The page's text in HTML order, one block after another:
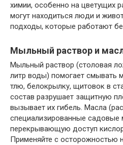
химии, особенно на цветущих
могут находиться люди и
подходы, которые работают
Мыльный раствор и
Мыльный раствор (столовая
литр воды) помогает смывать
тлю, белокрылку, щитовок в
состав разрушает защитную
вызывает их гибель. Масла
специализированные садовые
перекрывающую доступ
Применяйте с осторожностью